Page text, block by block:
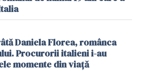
Daniela Florea, românca
Procurorii italieni i-au
momente din viață